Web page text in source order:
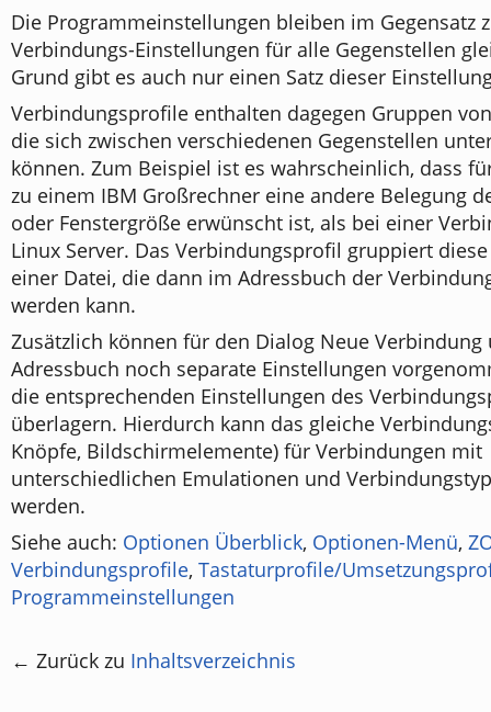
Die Programmeinstellungen bleiben im Gegensatz
Verbindungs-Einstellungen für alle Gegenstellen
Grund gibt es auch nur einen Satz dieser
Verbindungsprofile enthalten dagegen Gruppen
die sich zwischen verschiedenen Gegenstellen
können. Zum Beispiel ist es wahrscheinlich, dass
zu einem IBM Großrechner eine andere Belegung
oder Fenstergröße erwünscht ist, als bei einer
Linux Server. Das Verbindungsprofil gruppiert
einer Datei, die dann im Adressbuch der
werden kann.
Zusätzlich können für den Dialog Neue Verbindung
Adressbuch noch separate Einstellungen
die entsprechenden Einstellungen des
überlagern. Hierdurch kann das gleiche
Knöpfe, Bildschirmelemente) für Verbindungen mit
unterschiedlichen Emulationen und
werden.
Siehe auch: Optionen Überblick, Optionen-Menü,
Verbindungsprofile, Tastaturprofile/
Programmeinstellungen
← Zurück zu Inhaltsverzeichnis